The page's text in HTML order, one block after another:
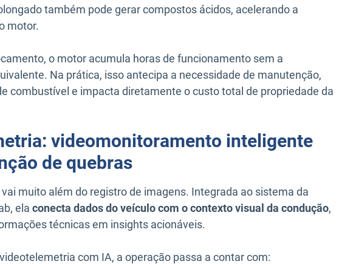
também pode gerar compostos ácidos, acelerando a
motor.
o motor acumula horas de funcionamento sem a
Na prática, isso antecipa a necessidade de manutenção,
combustível e impacta diretamente o custo total de propriedade da
videomonitoramento inteligente
de quebras
vai muito além do registro de imagens. Integrada ao sistema da
ela conecta dados do veículo com o contexto visual da condução,
técnicas em insights acionáveis.
com IA, a operação passa a contar com: